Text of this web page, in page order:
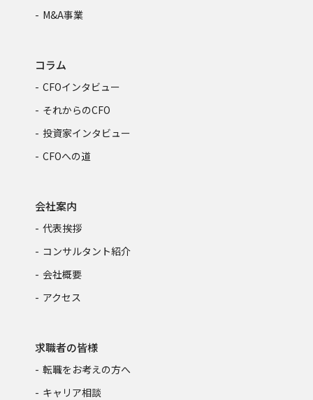
M&A事業
コラム
CFOインタビュー
それからのCFO
投資家インタビュー
CFOへの道
会社案内
代表挨拶
コンサルタント紹介
会社概要
アクセス
求職者の皆様
転職をお考えの方へ
キャリア相談